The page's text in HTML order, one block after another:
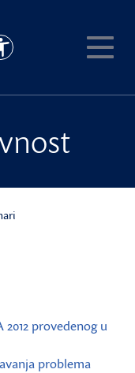
provedenog u
problema